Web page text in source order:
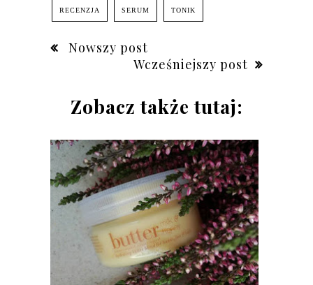
RECENZJA SERUM TONIK
Nowszy post
Wcześniejszy post
Zobacz także tutaj: